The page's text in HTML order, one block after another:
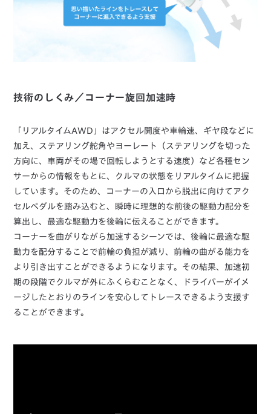
技術のしくみ／コーナー旋回加速時
「リアルタイムAWD」はアクセル開度や車輪速、ギヤ段などに
加え、ステアリング舵角やヨーレート（ステアリングを切った
方向に、車両がその場で回転しようとする速度）など各種セン
サーからの情報をもとに、クルマの状態をリアルタイムに把握
しています。そのため、コーナーの入口から脱出に向けてアク
セルペダルを踏み込むと、瞬時に理想的な前後の駆動力配分を
算出し、最適な駆動力を後輪に伝えることができます。
コーナーを曲がりながら加速するシーンでは、後輪に最適な駆
動力を配分することで前輪の負担が減り、前輪の曲がる能力を
より引き出すことができるようになります。その結果、加速初
期の段階でクルマが外にふくらむことなく、ドライバーがイメ
ージしたとおりのラインを安心してトレースできるよう支援す
ることができます。